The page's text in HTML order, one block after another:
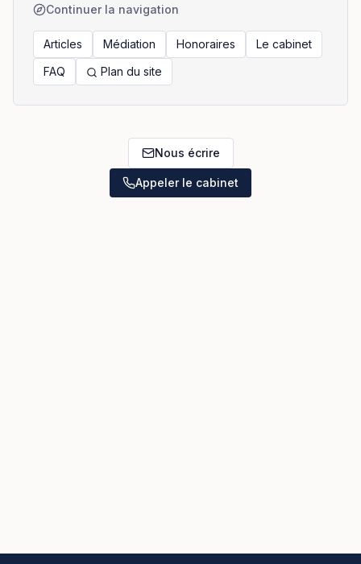
Continuer la navigation
Articles Médiation Honoraires
Le cabinet
FAQ
Plan du site
Nous écrire
Appeler le cabinet